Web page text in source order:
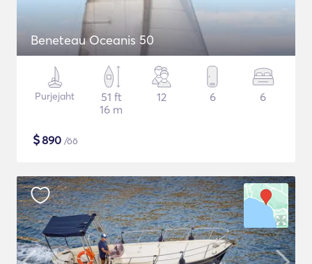
Beneteau Oceanis 50
Purjejaht
51 ft
16 m
12 6 6
$890 /öö